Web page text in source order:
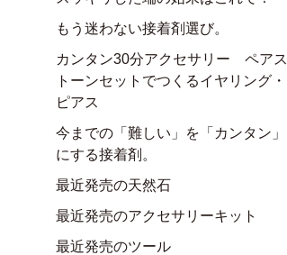
もう迷わない接着剤選び。
カンタン30分アクセサリー ペアス
トーンセットでつくるイヤリング・
ピアス
今までの「難しい」を「カンタン」
にする接着剤。
最近発売の天然石
最近発売のアクセサリーキット
最近発売のツール